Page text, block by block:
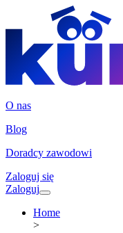
O nas
Blog
Doradcy zawodowi
Zaloguj się
Zaloguj
Home
>